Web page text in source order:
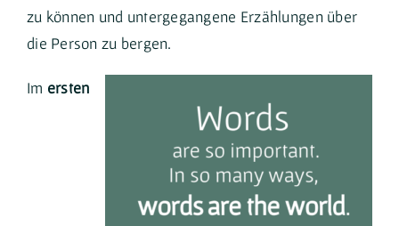
zu können und untergegangene Erzählungen über
die Person zu bergen.
Im ersten